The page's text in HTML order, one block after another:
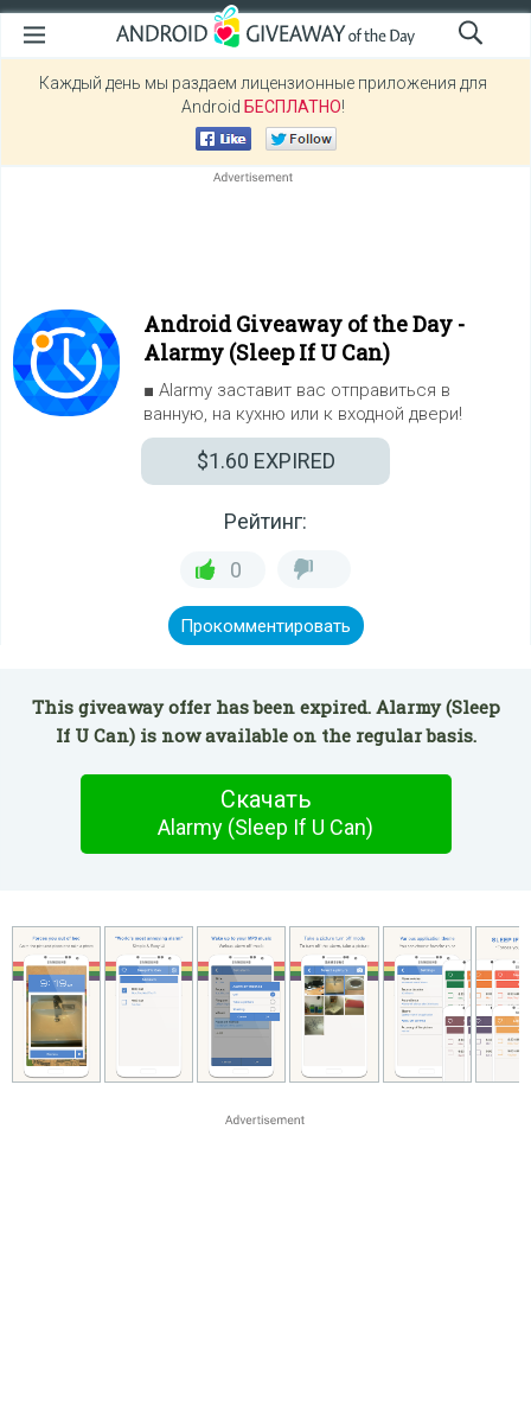
Каждый день мы раздаем лицензионные приложения для
Android БЕСПЛАТНО!
Android Giveaway of the Day -
Alarmy (Sleep If U Can)
■ Alarmy заставит вас отправиться в
ванную, на кухню или к входной двери!
$1.60 EXPIRED
Рейтинг:
0
Прокомментировать
This giveaway offer has been expired. Alarmy (Sleep
If U Can) is now available on the regular basis.
Скачать
Alarmy (Sleep If U Can)